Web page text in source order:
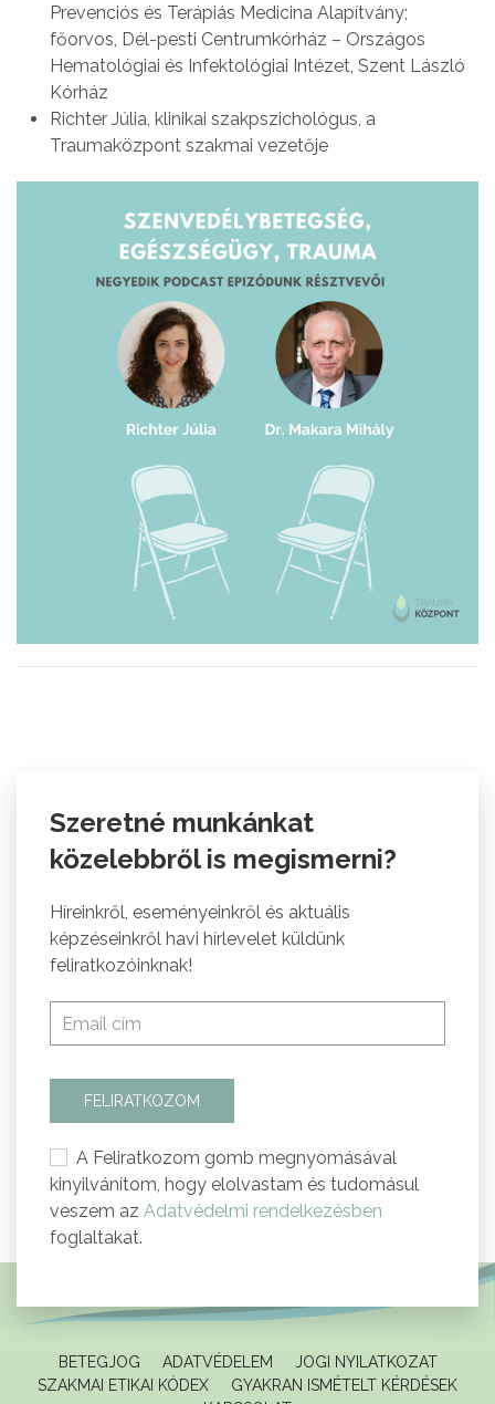
Prevenciós és Terápiás Medicina Alapítvány;
főorvos, Dél-pesti Centrumkórház – Országos
Hematológiai és Infektológiai Intézet, Szent László
Kórház
Richter Júlia, klinikai szakpszichológus, a
Traumaközpont szakmai vezetője
Szeretné munkánkat
közelebbről is megismerni?
Híreinkről, eseményeinkről és aktuális
képzéseinkről havi hírlevelet küldünk
feliratkozóinknak!
FELIRATKOZOM
A Feliratkozom gomb megnyomásával
kinyilvánítom, hogy elolvastam és tudomásul
veszem az Adatvédelmi rendelkezésben
foglaltakat.
BETEGJOG ADATVÉDELEM
JOGI NYILATKOZAT
SZAKMAI ETIKAI KÓDEX
GYAKRAN ISMÉTELT KÉRDÉSEK